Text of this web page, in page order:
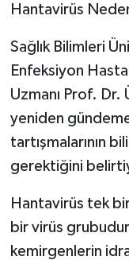
Hantavirüs
Sağlık Bilimleri
Enfeksiyon
Uzmanı Prof. Dr.
yeniden
tartışmalarının
gerektiğini
Hantavirüs tek
bir virüs
kemirgenlerin